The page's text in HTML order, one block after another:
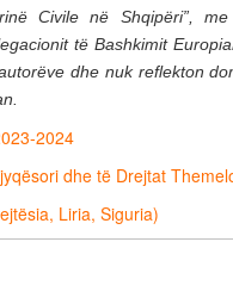
Civile në Shqipëri”,
të Bashkimit
dhe nuk reflekton
2024
dhe të Drejtat
Liria, Siguria)